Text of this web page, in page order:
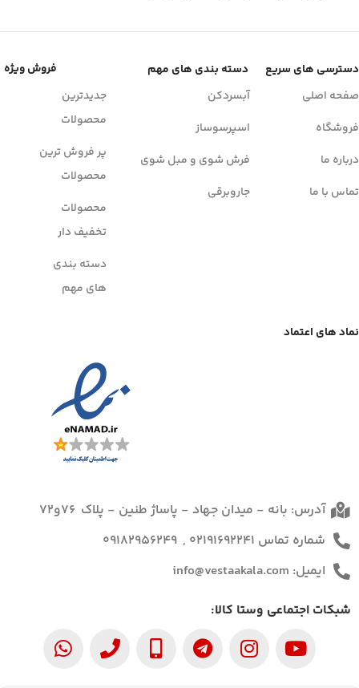
دسترسی های سریع دسته بندی های مهم
فروش ویژه
صفحه اصلی
فروشگاه
درباره ما
تماس با ما
آبسردکن
اسپرسوساز
فرش شوی و مبل شوی
جاروبرقی
جدیدترین
محصولات
پر فروش ترین
محصولات
محصولات
تخفیف دار
دسته بندی
های مهم
نماد های اعتماد
آدرس: بانه - میدان جهاد - پاساژ طنین - پلاک 76و72
شماره تماس 02191692241 , 09182956249
ایمیل: info@vestaakala.com
شبکات اجتماعی وستا کالا: